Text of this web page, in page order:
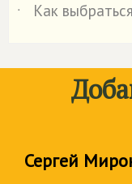
˙
Как
Сергей